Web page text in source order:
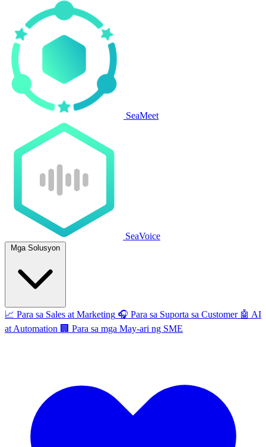
SeaMeet
SeaVoice
Mga Solusyon
📈 Para sa Sales at Marketing 🎧 Para sa Suporta sa Customer 🤖 AI
at Automation 🏢 Para sa mga May-ari ng SME